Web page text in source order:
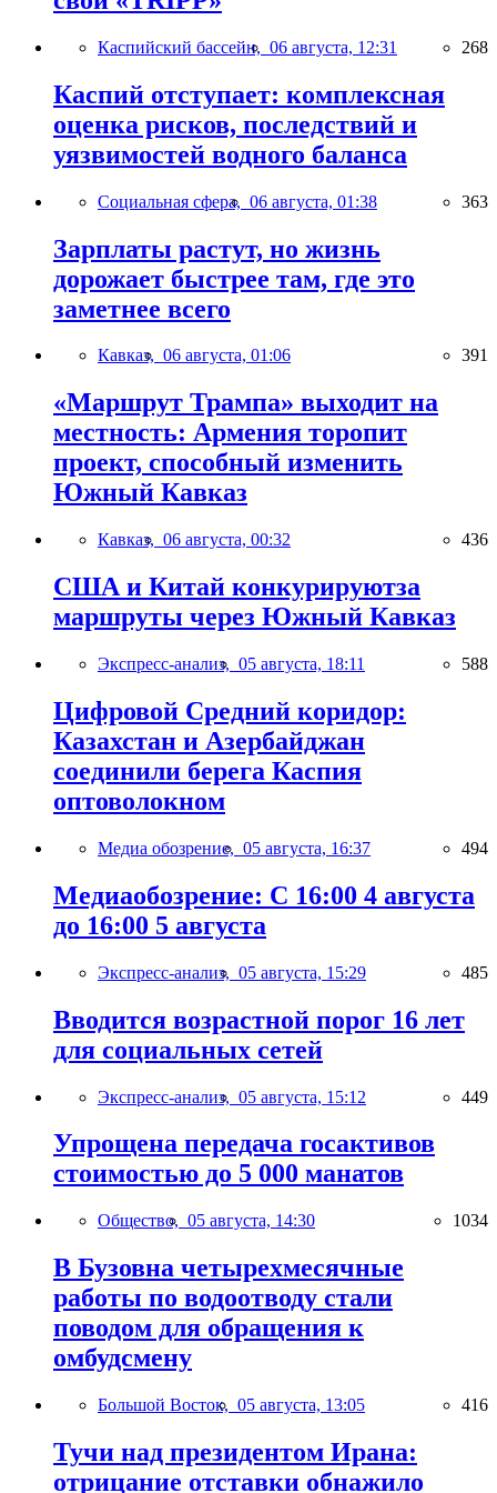
Каспийский бассейн, 06 августа, 12:31 268
Каспий отступает: комплексная
оценка рисков, последствий и
уязвимостей водного баланса
Социальная сфера, 06 августа, 01:38 363
Зарплаты растут, но жизнь
дорожает быстрее там, где это
заметнее всего
Кавказ, 06 августа, 01:06 391
«Маршрут Трампа» выходит на
местность: Армения торопит
проект, способный изменить
Южный Кавказ
Кавказ, 06 августа, 00:32 436
США и Китай конкурируютза
маршруты через Южный Кавказ
Экспресс-анализ, 05 августа, 18:11 588
Цифровой Средний коридор:
Казахстан и Азербайджан
соединили берега Каспия
оптоволокном
Медиа обозрение, 05 августа, 16:37 494
Медиаобозрение: С 16:00 4 августа
до 16:00 5 августа
Экспресс-анализ, 05 августа, 15:29 485
Вводится возрастной порог 16 лет
для социальных сетей
Экспресс-анализ, 05 августа, 15:12 449
Упрощена передача госактивов
стоимостью до 5 000 манатов
Общество, 05 августа, 14:30 1034
В Бузовна четырехмесячные
работы по водоотводу стали
поводом для обращения к
омбудсмену
Большой Восток, 05 августа, 13:05 416
Тучи над президентом Ирана:
отрицание отставки обнажило